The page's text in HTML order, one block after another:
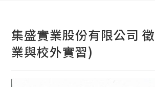
集盛實業股份有限公司
業與校外實習)